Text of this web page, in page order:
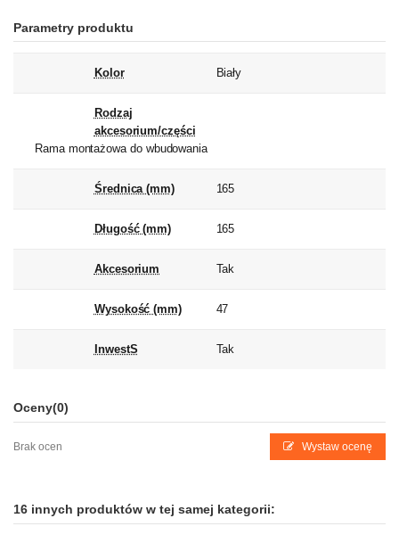
Parametry produktu
Kolor Biały
Rodzaj
akcesorium/części
Rama montażowa do wbudowania
Średnica (mm) 165
Długość (mm) 165
Akcesorium Tak
Wysokość (mm) 47
InwestS Tak
Oceny(0)
Brak ocen Wystaw ocenę
16 innych produktów w tej samej kategorii: